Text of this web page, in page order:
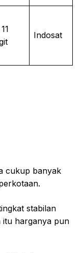
Indosat
cukup banyak
stabilan
itu harganya pun